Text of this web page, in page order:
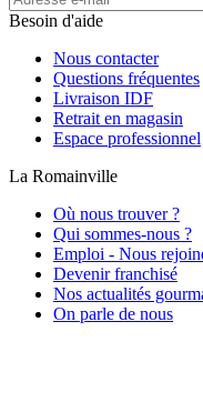
Besoin d'aide
Nous contacter
Questions fréquentes
Livraison IDF
Retrait en magasin
Espace professionnel
La Romainville
Où nous trouver ?
Qui sommes-nous ?
Emploi - Nous
Devenir franchisé
Nos actualités
On parle de nous